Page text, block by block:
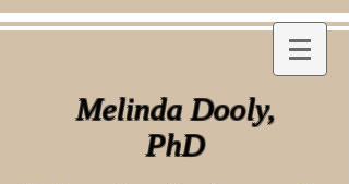
Melinda Dooly,
PhD